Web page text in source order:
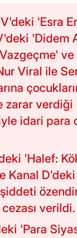
'Esra
'Didem
ve
Viral ile
zarar verdiği
idari para
'Halef:
Kanal
verildi.
'Para